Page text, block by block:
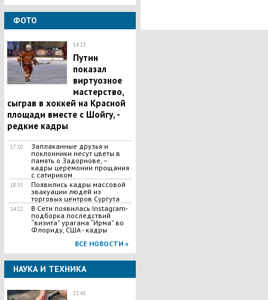
ФОТО
14:13
Путин
показал
виртуозное
мастерство,
сыграв в хоккей на Красной
площади вместе с Шойгу, -
редкие кадры
17:10
Заплаканные друзья и
поклонники несут цветы в
память о Задорнове, –
кадры церемонии прощания
с сатириком
18:35
Появились кадры массовой
эвакуации людей из
торговых центров Сургута
14:22
В Сети появилась Іnstagram-
подборка последствий
“визита” урагана “Ирма” во
Флориду, США - кадры
ВСЕ НОВОСТИ »
НАУКА И ТЕХНИКА
22:45